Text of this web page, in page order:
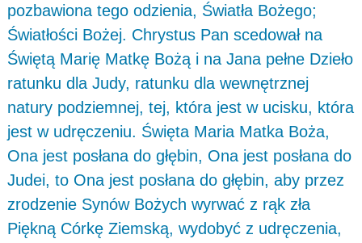
pozbawiona tego odzienia, Światła Bożego;
Światłości Bożej. Chrystus Pan scedował na
Świętą Marię Matkę Bożą i na Jana pełne Dzieło
ratunku dla Judy, ratunku dla wewnętrznej
natury podziemnej, tej, która jest w ucisku, która
jest w udręczeniu. Święta Maria Matka Boża,
Ona jest posłana do głębin, Ona jest posłana do
Judei, to Ona jest posłana do głębin, aby przez
zrodzenie Synów Bożych wyrwać z rąk zła
Piękną Córkę Ziemską, wydobyć z udręczenia,